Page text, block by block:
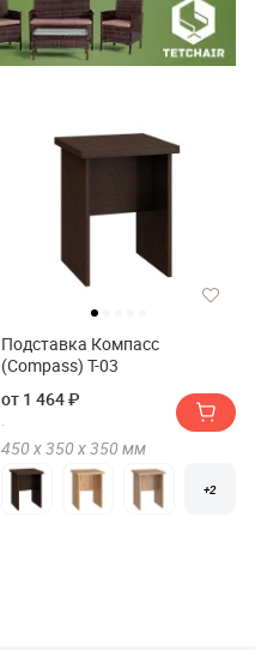
Подставка Компасс
(Compass) Т-03
от 1 464 ₽
450 х350 х350 мм
+2